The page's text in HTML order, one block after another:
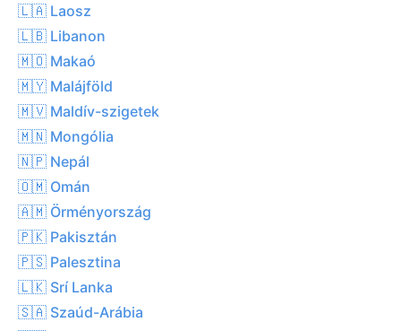
🇱🇦 Laosz
🇱🇧 Libanon
🇲🇴 Makaó
🇲🇾 Malájföld
🇲🇻 Maldív-szigetek
🇲🇳 Mongólia
🇳🇵 Nepál
🇴🇲 Omán
🇦🇲 Örményország
🇵🇰 Pakisztán
🇵🇸 Palesztina
🇱🇰 Srí Lanka
🇸🇦 Szaúd-Arábia